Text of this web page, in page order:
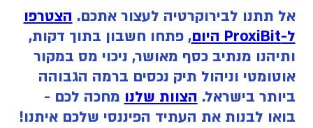
אל תתנו לבירוקרטיה לעצור אתכם. הצטרפו
ל-ProxiBit היום
, פתחו חשבון בתוך דקות,
ותיהנו מנתיב כסף מאושר, ניכוי מס במקור
אוטומטי וניהול תיק נכסים ברמה הגבוהה
ביותר בישראל. הצוות שלנו מחכה לכם -
בואו לבנות את העתיד הפיננסי שלכם איתנו!